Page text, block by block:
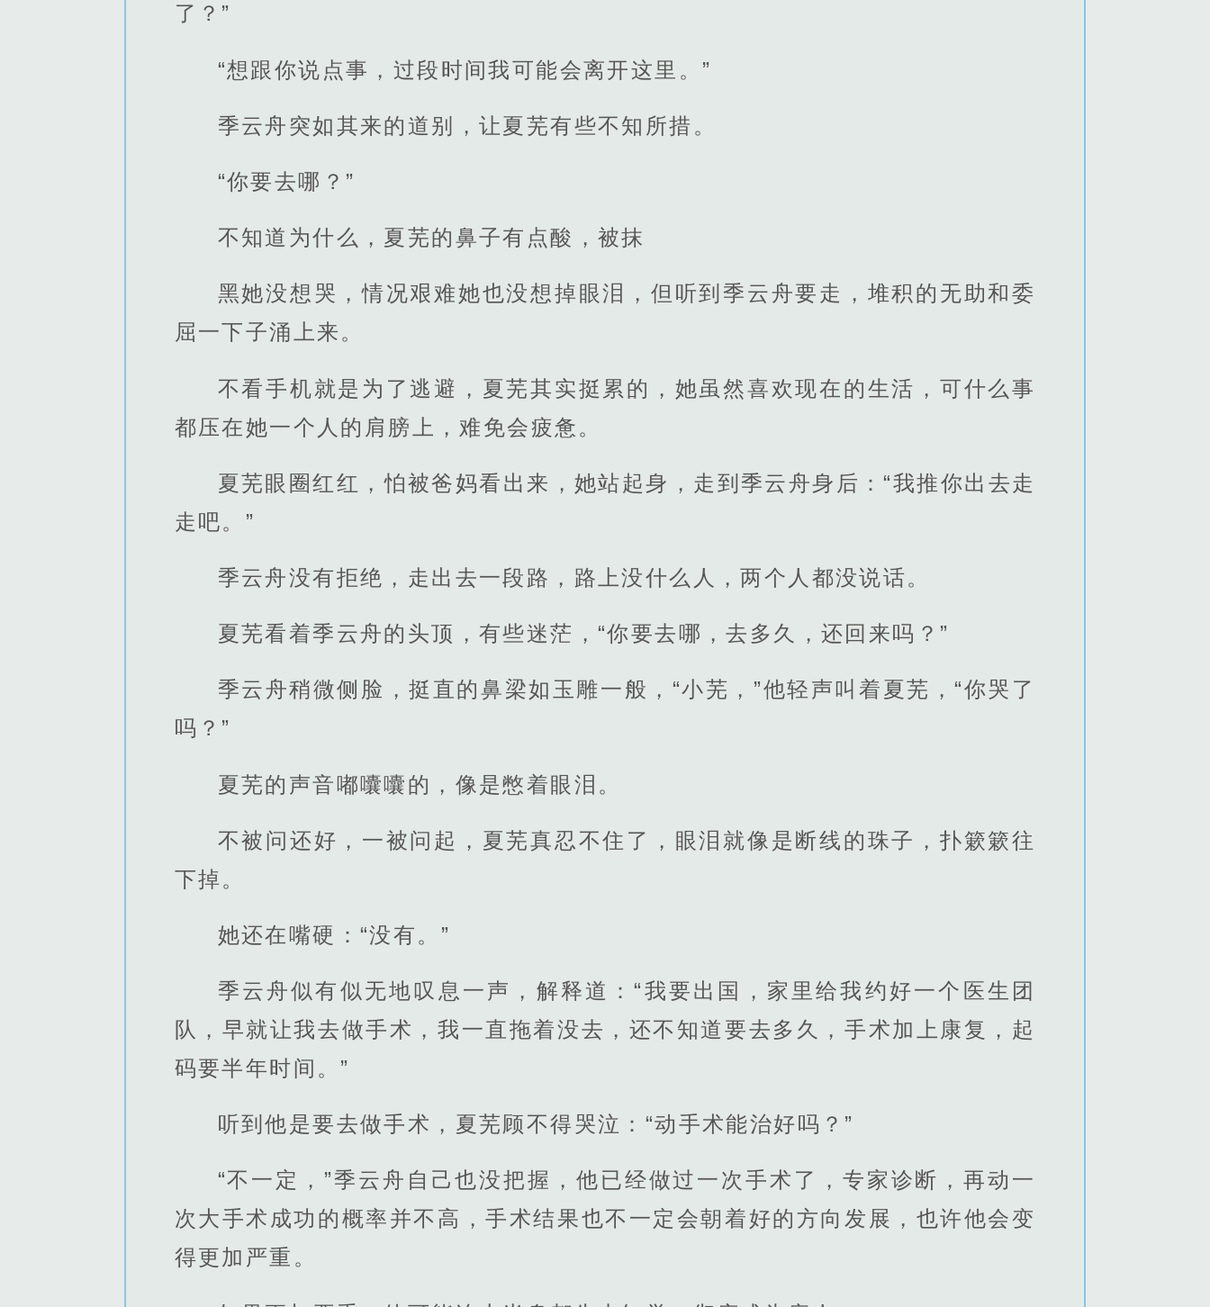
了？”
“想跟你说点事，过段时间我可能会离开这里。”
季云舟突如其来的道别，让夏芜有些不知所措。
“你要去哪？”
不知道为什么，夏芜的鼻子有点酸，被抹
黑她没想哭，情况艰难她也没想掉眼泪，但听到季云舟要走，堆积的无助和委
屈一下子涌上来。
不看手机就是为了逃避，夏芜其实挺累的，她虽然喜欢现在的生活，可什么事
都压在她一个人的肩膀上，难免会疲惫。
夏芜眼圈红红，怕被爸妈看出来，她站起身，走到季云舟身后：“我推你出去走
走吧。”
季云舟没有拒绝，走出去一段路，路上没什么人，两个人都没说话。
夏芜看着季云舟的头顶，有些迷茫，“你要去哪，去多久，还回来吗？”
季云舟稍微侧脸，挺直的鼻梁如玉雕一般，“小芜，”他轻声叫着夏芜，“你哭了
吗？”
夏芜的声音嘟囔囔的，像是憋着眼泪。
不被问还好，一被问起，夏芜真忍不住了，眼泪就像是断线的珠子，扑簌簌往
下掉。
她还在嘴硬：“没有。”
季云舟似有似无地叹息一声，解释道：“我要出国，家里给我约好一个医生团
队，早就让我去做手术，我一直拖着没去，还不知道要去多久，手术加上康复，起
码要半年时间。”
听到他是要去做手术，夏芜顾不得哭泣：“动手术能治好吗？”
“不一定，”季云舟自己也没把握，他已经做过一次手术了，专家诊断，再动一
次大手术成功的概率并不高，手术结果也不一定会朝着好的方向发展，也许他会变
得更加严重。